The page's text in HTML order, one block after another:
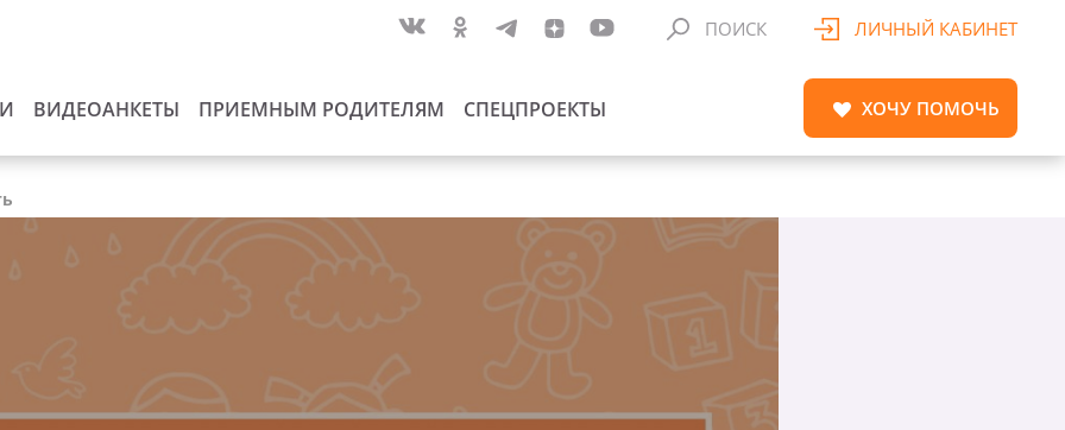
ВИДЕОАНКЕТЫ ПРИЕМНЫМ РОДИТЕЛЯМ СПЕЦПРОЕКТЫ
ПОИСК ЛИЧНЫЙ КАБИНЕТ
ХОЧУ ПОМОЧЬ